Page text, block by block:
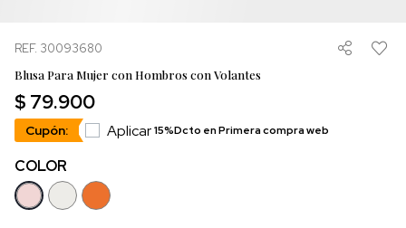
REF. 30093680
Blusa Para Mujer con Hombros con Volantes
$ 79.900
Cupón: Aplicar15%Dcto en Primera compra web
COLOR